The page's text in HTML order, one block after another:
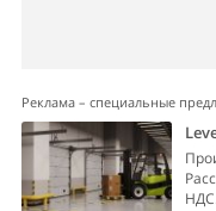
Реклама – специальные